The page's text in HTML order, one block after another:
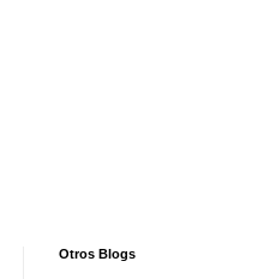
Otros Blogs